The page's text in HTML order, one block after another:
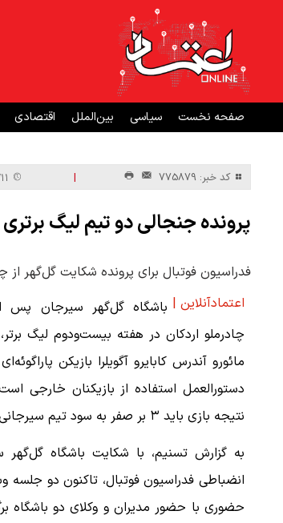
صفحه نخست سیاسی بین‌الملل اقتصادی
کد خبر: 775879 |
پرونده جنجالی دو تیم لیگ
فدراسیون فوتبال برای پرونده شکایت گل‌گهر از
اعتمادآنلاین | باشگاه گل‌گهر سیرجان
چادرملو اردکان در هفته بیست‌ودوم لیگ
مائورو آندرس کابایرو آگویلرا بازیکن
دستورالعمل استفاده از بازیکنان خارجی
نتیجه بازی باید ۳ بر صفر به سود تیم سیرجانی شود.
به گزارش تسنیم، با شکایت باشگاه گل‌گهر
انضباطی فدراسیون فوتبال، تاکنون دو جلسه
حضوری با حضور مدیران و وکلای دو باشگاه